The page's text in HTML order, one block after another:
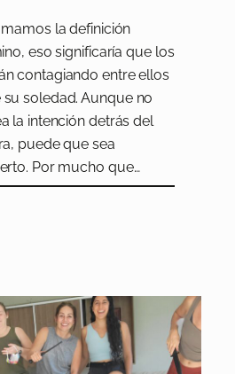
la definición
eso significaría que los
contagiando entre ellos
soledad. Aunque no
la intención detrás del
puede que sea
Por mucho que…